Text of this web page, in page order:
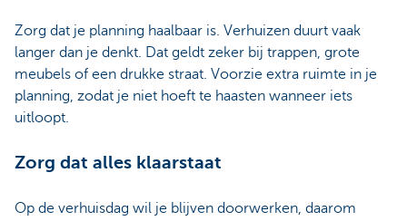
Zorg dat je planning haalbaar is. Verhuizen duurt vaak
langer dan je denkt. Dat geldt zeker bij trappen, grote
meubels of een drukke straat. Voorzie extra ruimte in je
planning, zodat je niet hoeft te haasten wanneer iets
uitloopt.
Zorg dat alles klaarstaat
Op de verhuisdag wil je blijven doorwerken, daarom